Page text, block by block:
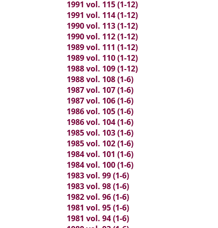
1991 vol. 115 (1-12)
1991 vol. 114 (1-12)
1990 vol. 113 (1-12)
1990 vol. 112 (1-12)
1989 vol. 111 (1-12)
1989 vol. 110 (1-12)
1988 vol. 109 (1-12)
1988 vol. 108 (1-6)
1987 vol. 107 (1-6)
1987 vol. 106 (1-6)
1986 vol. 105 (1-6)
1986 vol. 104 (1-6)
1985 vol. 103 (1-6)
1985 vol. 102 (1-6)
1984 vol. 101 (1-6)
1984 vol. 100 (1-6)
1983 vol. 99 (1-6)
1983 vol. 98 (1-6)
1982 vol. 96 (1-6)
1981 vol. 95 (1-6)
1981 vol. 94 (1-6)